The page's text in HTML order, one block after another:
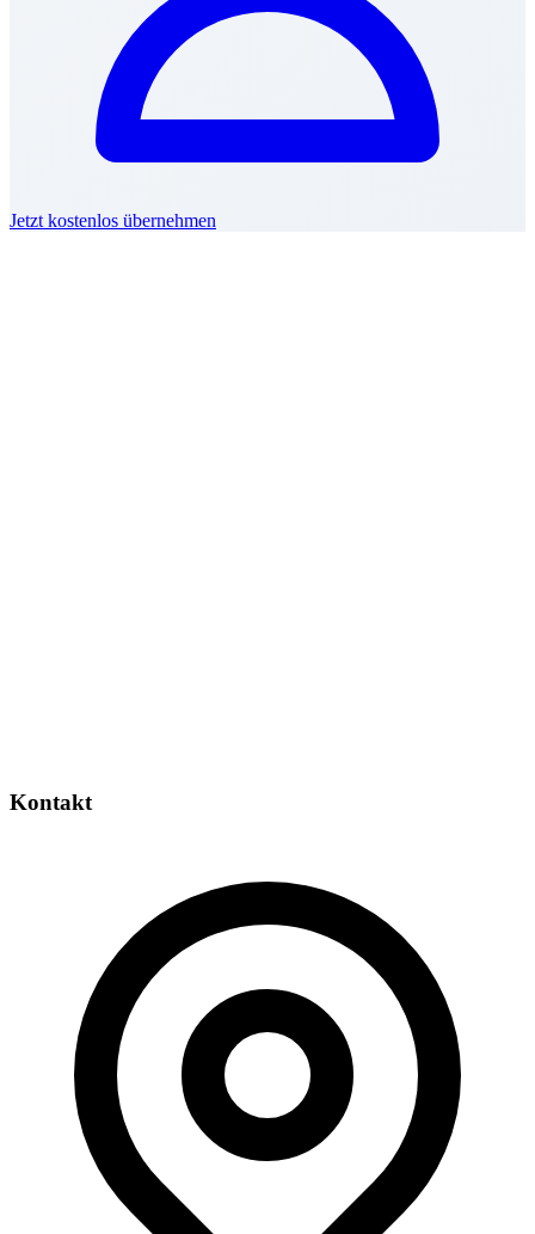
Jetzt kostenlos übernehmen
Kontakt